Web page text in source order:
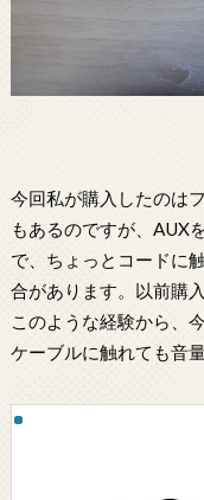
今回私が購入したのは
もあるのですが、AUX
で、ちょっとコードに
合があります。以前購
このような経験から、
ケーブルに触れても音